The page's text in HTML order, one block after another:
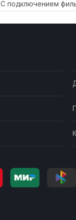
С подключением